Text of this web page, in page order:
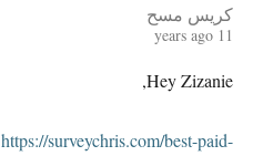
كريس مسح
11
years ago
Hey Zizanie
,
https://surveychris.com/best-paid-